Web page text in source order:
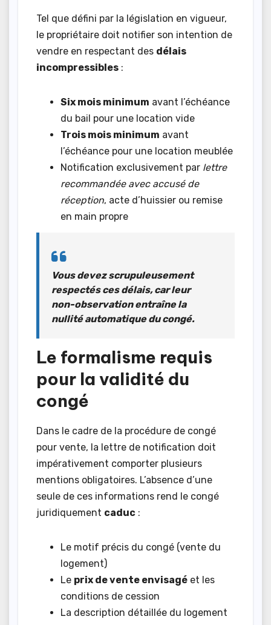
Tel que défini par la législation en vigueur,
le propriétaire doit notifier son intention de
vendre en respectant des délais
incompressibles :
Six mois minimum avant l’échéance
du bail pour une location vide
Trois mois minimum avant
l’échéance pour une location meublée
Notification exclusivement par lettre
recommandée avec accusé de
réception, acte d’huissier ou remise
en main propre
Vous devez scrupuleusement
respectés ces délais, car leur
non-observation entraîne la
nullité automatiquedu congé.
Le formalisme requis
pour la validité du
congé
Dans le cadre de la procédure de congé
pour vente, la lettre de notification doit
impérativement comporter plusieurs
mentions obligatoires. L’absence d’une
seule de ces informations rend le congé
juridiquement caduc :
Le motif précis du congé (vente du
logement)
Le prix de vente envisagé et les
conditions de cession
La description détaillée du logement